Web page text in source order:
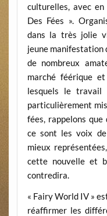
culturelles, avec
Des Fées ».
dans la très jolie
jeune manifestation
de nombreux
marché féérique
lesquels le
particulièrement
fées, rappelons
ce sont les voix
mieux
cette nouvelle et
contredira.
« Fairy World IV »
réaffirmer les